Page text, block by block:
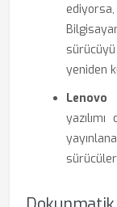
yeniden
Lenovo